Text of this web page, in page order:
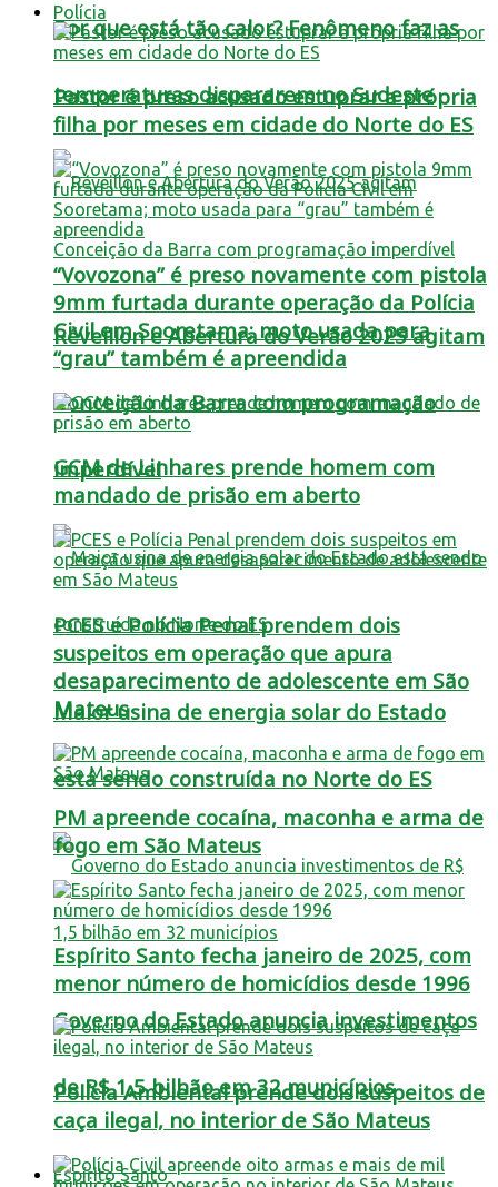
Por que está tão calor? Fenômeno faz as
temperaturas dispararem no Sudeste
Réveillon e Abertura do Verão 2025 agitam
Conceição da Barra com programação
imperdível
Maior usina de energia solar do Estado
está sendo construída no Norte do ES
Governo do Estado anuncia investimentos
de R$ 1,5 bilhão em 32 municípios
Espírito Santo
Polícia
Pastor é preso acusado estuprar a própria
filha por meses em cidade do Norte do ES
“Vovozona” é preso novamente com pistola
9mm furtada durante operação da Polícia
Civil em Sooretama; moto usada para
“grau” também é apreendida
GCM de Linhares prende homem com
mandado de prisão em aberto
PCES e Polícia Penal prendem dois
suspeitos em operação que apura
desaparecimento de adolescente em São
Mateus
PM apreende cocaína, maconha e arma de
fogo em São Mateus
Espírito Santo fecha janeiro de 2025, com
menor número de homicídios desde 1996
Polícia Ambiental prende dois suspeitos de
caça ilegal, no interior de São Mateus